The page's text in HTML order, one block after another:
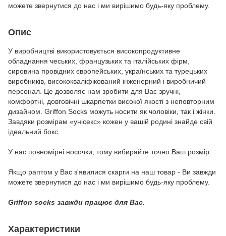
можете звернутися до нас і ми вирішимо будь-яку проблему.
Опис
У виробництві використовується високопродуктивне
обладнання чеських, французьких та італійських фірм,
сировина провідних європейських, українських та турецьких
виробників, висококваліфікований інженерний і виробничий
персонал. Це дозволяє нам зробити для Вас зручні,
комфортні, довговічні шкарпетки високої якості з неповторним
дизайном. Griffon Socks можуть носити як чоловіки, так і жінки.
Завдяки розмірам «унісекс» кожен у вашій родині знайде свій
ідеальний бокс.
У нас повномірні носочки, тому вибирайте точно Ваш розмір.
Якщо раптом у Вас з'явилися скарги на наш товар - Ви завжди
можете звернутися до нас і ми вирішимо будь-яку проблему.
Griffon socks завжди працює для Вас.
Характеристики